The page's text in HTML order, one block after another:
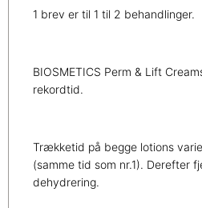
1 brev er til 1 til 2 behandlinger.
BIOSMETICS Perm & Lift
rekordtid.
Trækketid på begge lotions
(samme tid som nr.1). Derefter
dehydrering.